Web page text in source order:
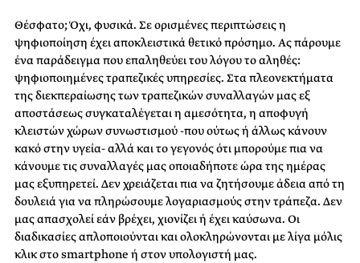
Θέσφατο; Όχι, φυσικά. Σε ορισμένες περιπτώσεις η
ψηφιοποίηση έχει αποκλειστικά θετικό πρόσημο. Ας πάρουμε
ένα παράδειγμα που επαληθεύει του λόγου το αληθές:
ψηφιοποιημένες τραπεζικές υπηρεσίες. Στα πλεονεκτήματα
της διεκπεραίωσης των τραπεζικών συναλλαγών μας εξ
αποστάσεως συγκαταλέγεται η αμεσότητα, η αποφυγή
κλειστών χώρων συνωστισμού -που ούτως ή άλλως κάνουν
κακό στην υγεία- αλλά και το γεγονός ότι μπορούμε πια να
κάνουμε τις συναλλαγές μας οποιαδήποτε ώρα της ημέρας
μας εξυπηρετεί. Δεν χρειάζεται πια να ζητήσουμε άδεια από τη
δουλειά για να πληρώσουμε λογαριασμούς στην τράπεζα. Δεν
μας απασχολεί εάν βρέχει, χιονίζει ή έχει καύσωνα. Οι
διαδικασίες απλοποιούνται και ολοκληρώνονται με λίγα μόλις
κλικ στοsmartphone ή στον υπολογιστή μας.